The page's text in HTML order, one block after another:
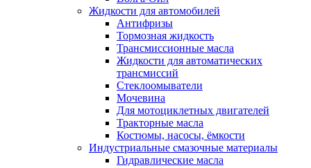
Жидкости для автомобилей
Антифризы
Тормозная жидкость
Трансмиссионные масла
Жидкости для автоматических
трансмиссий
Стеклоомыватели
Мочевина
Для мотоциклетных двигателей
Тракторные масла
Костюмы, насосы, ёмкости
Индустриальные смазочные материалы
Гидравлические масла